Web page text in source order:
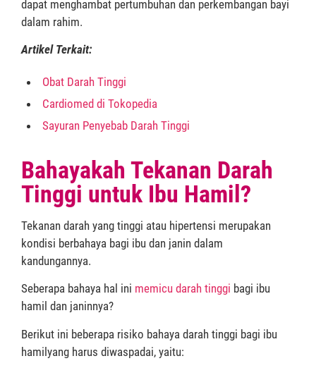
dapat menghambat pertumbuhan dan perkembangan bayi
dalam rahim.
Artikel Terkait:
Obat Darah Tinggi
Cardiomed di Tokopedia
Sayuran Penyebab Darah Tinggi
Bahayakah Tekanan Darah
Tinggi untuk Ibu Hamil?
Tekanan darah yang tinggi atau hipertensi merupakan
kondisi berbahaya bagi ibu dan janin dalam
kandungannya.
Seberapa bahaya hal ini memicu darah tinggi bagi ibu
hamil dan janinnya?
Berikut ini beberapa risiko bahaya darah tinggi bagi ibu
hamilyang harus diwaspadai, yaitu: